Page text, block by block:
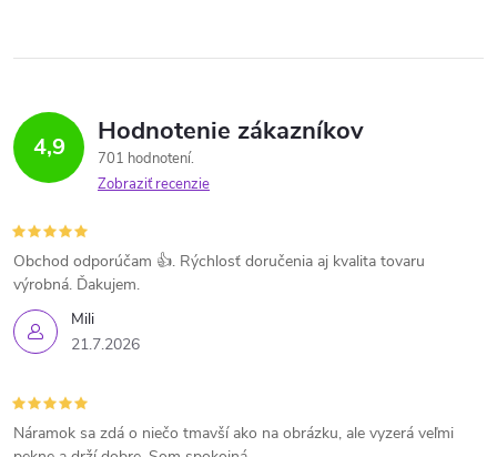
4,9 Hodnotenie zákazníkov
701 hodnotení
Zobraziť recenzie
Mili
21.7.2026
Obchod odporúčam 👍. Rýchlosť doručenia aj kvalita tovaru
výrobná. Ďakujem.
Náramok sa zdá o niečo tmavší ako na obrázku, ale vyzerá veľmi